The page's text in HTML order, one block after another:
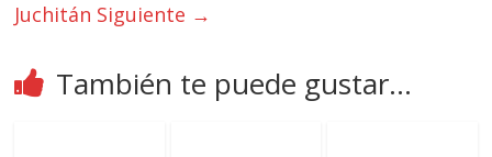
Juchitán Siguiente →
También te puede gustar...